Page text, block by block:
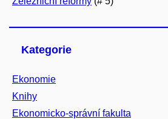
Kategorie
Ekonomie
Knihy
Ekonomicko-správní fakulta